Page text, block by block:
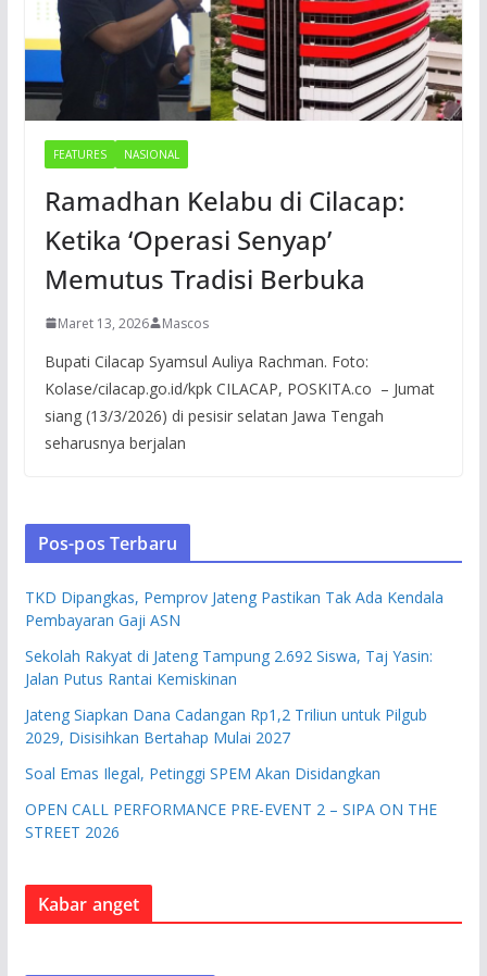
FEATURES NASIONAL
Ramadhan Kelabu di Cilacap:
Ketika ‘Operasi Senyap’
Memutus Tradisi Berbuka
Maret 13, 2026 Mascos
Bupati Cilacap Syamsul Auliya Rachman. Foto:
Kolase/cilacap.go.id/kpk CILACAP, POSKITA.co – Jumat
siang (13/3/2026) di pesisir selatan Jawa Tengah
seharusnya berjalan
Pos-pos Terbaru
TKD Dipangkas, Pemprov Jateng Pastikan Tak Ada Kendala
Pembayaran Gaji ASN
Sekolah Rakyat di Jateng Tampung 2.692 Siswa, Taj Yasin:
Jalan Putus Rantai Kemiskinan
Jateng Siapkan Dana Cadangan Rp1,2 Triliun untuk Pilgub
2029, Disisihkan Bertahap Mulai 2027
Soal Emas Ilegal, Petinggi SPEM Akan Disidangkan
OPEN CALL PERFORMANCE PRE-EVENT 2 – SIPA ON THE
STREET 2026
Kabar anget